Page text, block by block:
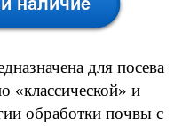
для посева
«классической» и
обработки почвы с